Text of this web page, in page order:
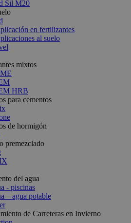
Sil M20
en fertilizantes
al suelo
mixtos
HRB
para cementos
de hormigón
premezclado
del agua
- piscinas
– agua potable
de Carreteras en Invierno